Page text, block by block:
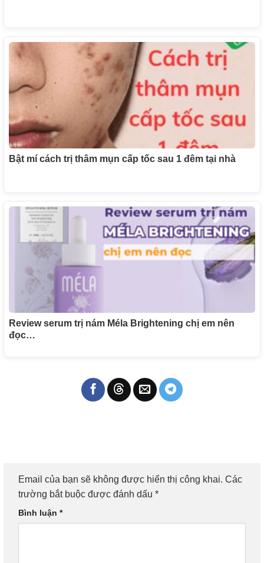
Bật mí cách trị thâm mụn cấp tốc sau 1 đêm tại nhà
Review serum trị nám Méla Brightening chị em nên
đọc…
Email của bạn sẽ không được hiển thị công khai. Các
trường bắt buộc được đánh dấu *
Bình luận *